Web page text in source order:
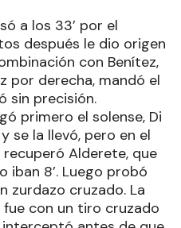
a los 33’ por el
después le dio origen
con Benítez,
por derecha, mandó el
sin precisión.
primero el solense, Di
se la llevó, pero en el
Alderete, que
iban 8’. Luego probó
zurdazo cruzado. La
con un tiro cruzado